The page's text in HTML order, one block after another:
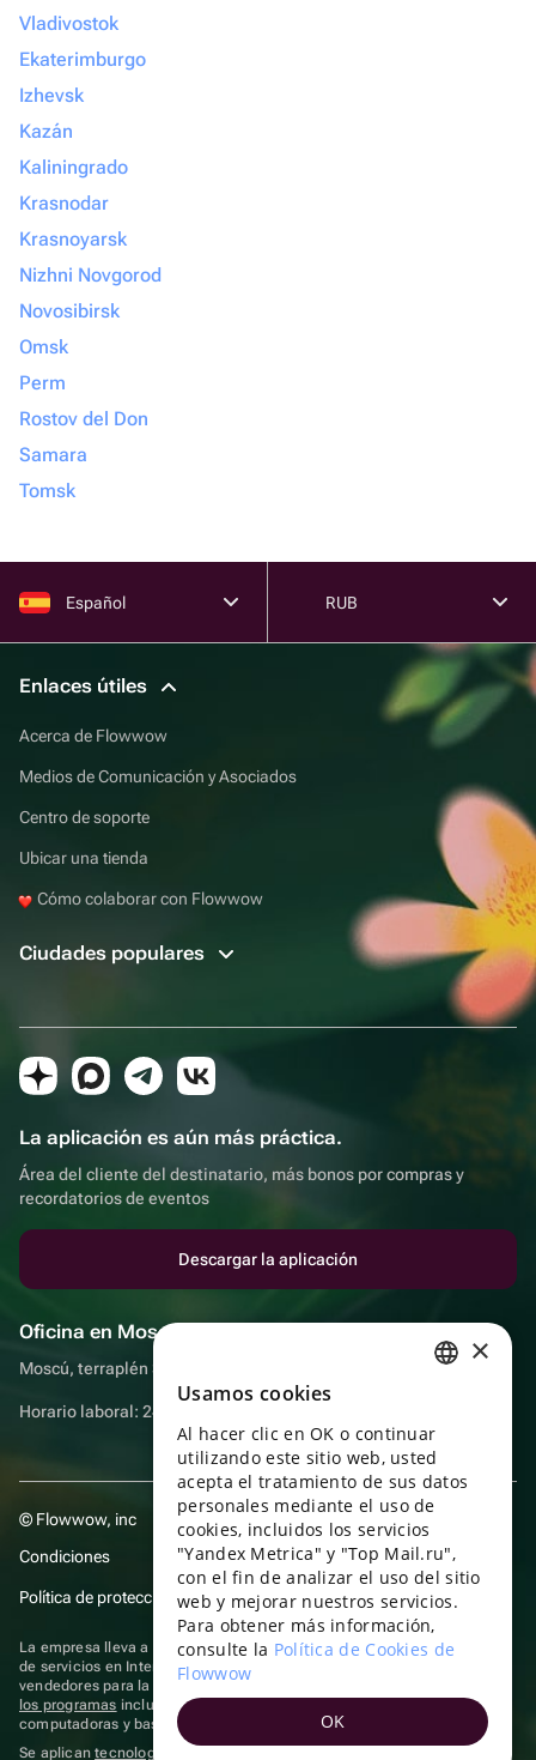
Vladivostok
Ekaterimburgo
Izhevsk
Kazán
Kaliningrado
Krasnodar
Krasnoyarsk
Nizhni Novgorod
Novosibirsk
Omsk
Perm
Rostov del Don
Samara
Tomsk
Español RUB
Enlaces útiles
Acerca de Flowwow
Medios de Comunicación y Asociados
Centro de soporte
Ubicar una tienda
Cómo colaborar con Flowwow
Ciudades populares
La aplicación es aún más práctica.
Área del cliente del destinatario, más bonos por compras y
recordatorios de eventos
Descargar la aplicación
Oficina en Moscú
Moscú, terraplén Sadovnicheskaya, 9, sala 2/3
Horario laboral: 24 horas
© Flowwow, inc
Condiciones
Política de protección y privacidad de datos
La empresa lleva a cabo su actividad en el ámbito de las TI: prestación
de servicios en Internet para la publicación de ofertas (anuncios) de
vendedores para la venta de artículos. Acceder a la
los programas incluidos en el registro de programas rusos para
computadoras y bases de datos.
Se aplicantecnologías de recomendación
ENGLISH
UKRAINIAN
PORTUGUESE
SPANISH
HUNGARIAN
ITALIAN
×
Usamos cookies
Al hacer clic en OK o continuar
utilizando este sitio web, usted
acepta el tratamiento de sus datos
personales mediante el uso de
cookies, incluidos los servicios
"Yandex Metrica" y "Top Mail.ru",
con el fin de analizar el uso del sitio
web y mejorar nuestros servicios.
Para obtener más información,
consulte la Política de Cookies de
Flowwow
OK